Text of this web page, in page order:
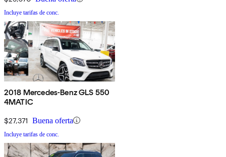
Incluye tarifas de conc.
2018 Mercedes-Benz GLS 550
4MATIC
$27,371 Buena oferta
Incluye tarifas de conc.